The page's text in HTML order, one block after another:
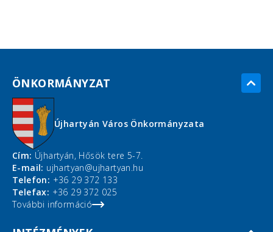
ÖNKORMÁNYZAT
Újhartyán Város Önkormányzata
Cím: Újhartyán, Hősök tere 5-7.
E-mail: ujhartyan@ujhartyan.hu
Telefon: +36 29 372 133
Telefax: +36 29 372 025
További információ